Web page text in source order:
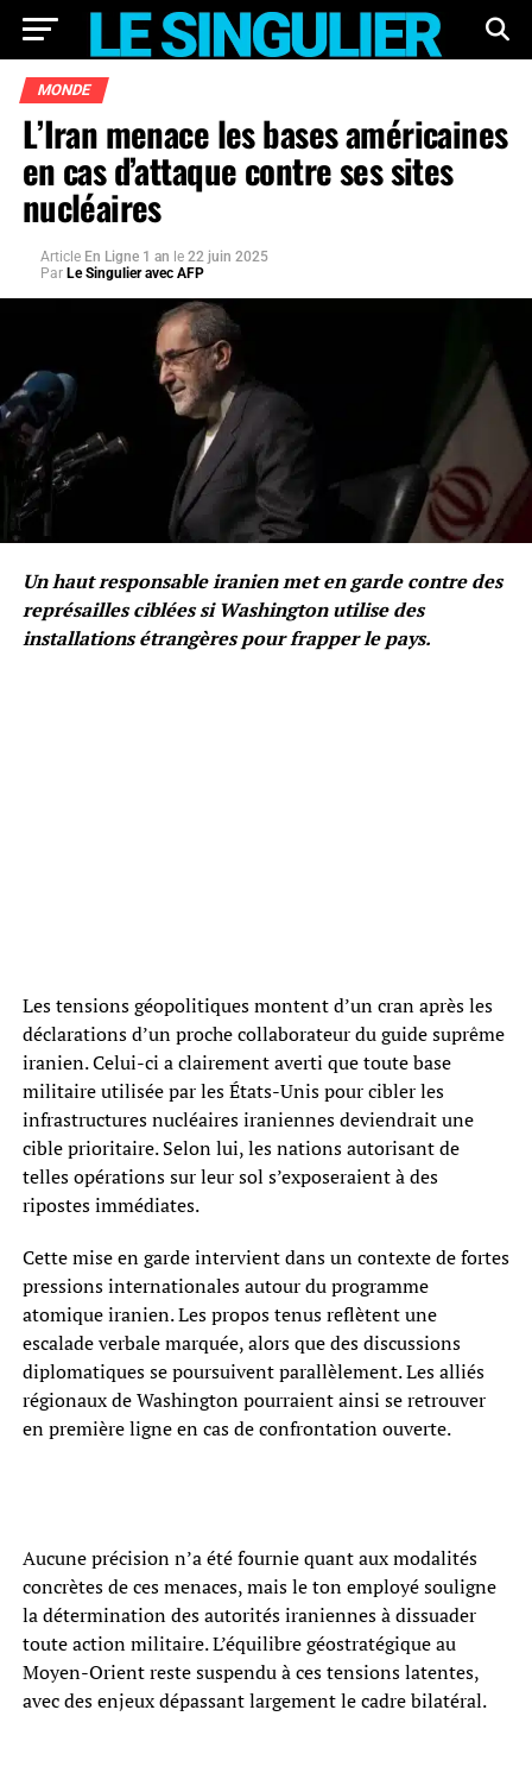
MONDE
L’Iran menace les bases américaines
en cas d’attaque contre ses sites
nucléaires
Article En Ligne 1 an le 22 juin 2025
Par Le Singulier avec AFP
Un haut responsable iranien met en garde contre des
représailles ciblées si Washington utilise des
installations étrangères pour frapper le pays.
Les tensions géopolitiques montent d’un cran après les
déclarations d’un proche collaborateur du guide suprême
iranien. Celui-ci a clairement averti que toute base
militaire utilisée par les États-Unis pour cibler les
infrastructures nucléaires iraniennes deviendrait une
cible prioritaire. Selon lui, les nations autorisant de
telles opérations sur leur sol s’exposeraient à des
ripostes immédiates.
Cette mise en garde intervient dans un contexte de fortes
pressions internationales autour du programme
atomique iranien. Les propos tenus reflètent une
escalade verbale marquée, alors que des discussions
diplomatiques se poursuivent parallèlement. Les alliés
régionaux de Washington pourraient ainsi se retrouver
en première ligne en cas de confrontation ouverte.
Aucune précision n’a été fournie quant aux modalités
concrètes de ces menaces, mais le ton employé souligne
la détermination des autorités iraniennes à dissuader
toute action militaire. L’équilibre géostratégique au
Moyen-Orient reste suspendu à ces tensions latentes,
avec des enjeux dépassant largement le cadre bilatéral.